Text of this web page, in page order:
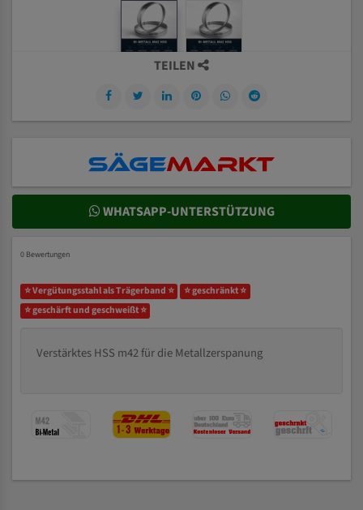
TEILEN
WHATSAPP-UNTERSTÜTZUNG
0 Bewertungen
⭐ Vergütungsstahl als Trägerband ⭐
⭐ geschränkt ⭐
⭐ geschärft und geschweißt ⭐
Verstärktes HSS m42 für die Metallzerspanung